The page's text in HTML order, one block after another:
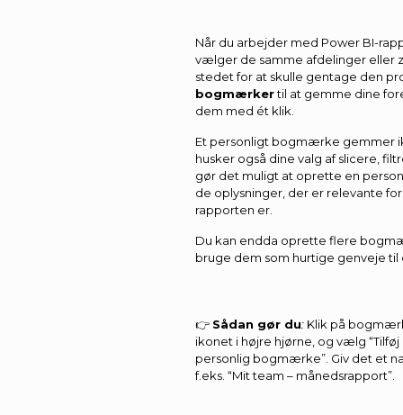
Når du arbejder med Power BI-
vælger de samme afdelinger eller
stedet for at skulle gentage den
bogmærkertil at gemme dine
dem med ét klik.
Et personligt bogmærke gemmer
husker også dine valg af slicere,
gør det muligt at oprette en
de oplysninger, der er relevante
rapporten er.
Du kan endda oprette flere
bruge dem som hurtige genveje til
👉 Sådan gør du: Klik på
ikonet i højre hjørne, og vælg “Tilføj
personlig bogmærke”. Giv det et
f.eks. “Mit team – månedsrapport”.